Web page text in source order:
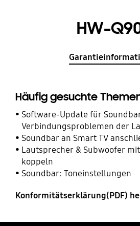
HW-
Häufig gesuchte
Software-Update für
Verbindungsproblemen der
Soundbar an Smart TV
Lautsprecher & Subwoofer
koppeln
Soundbar: Toneinstellungen
Konformitätserklärung(PDF)